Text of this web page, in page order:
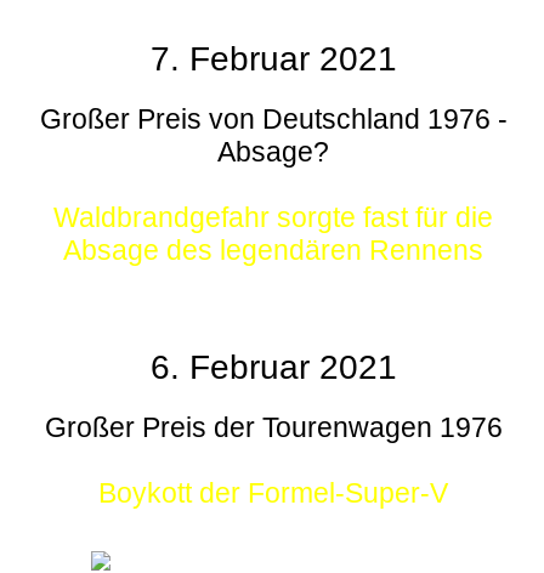
7. Februar 2021
Großer Preis von Deutschland 1976 -
Absage?
Waldbrandgefahr sorgte fast für die
Absage des legendären Rennens
6. Februar 2021
Großer Preis der Tourenwagen 1976
Boykott der Formel-Super-V